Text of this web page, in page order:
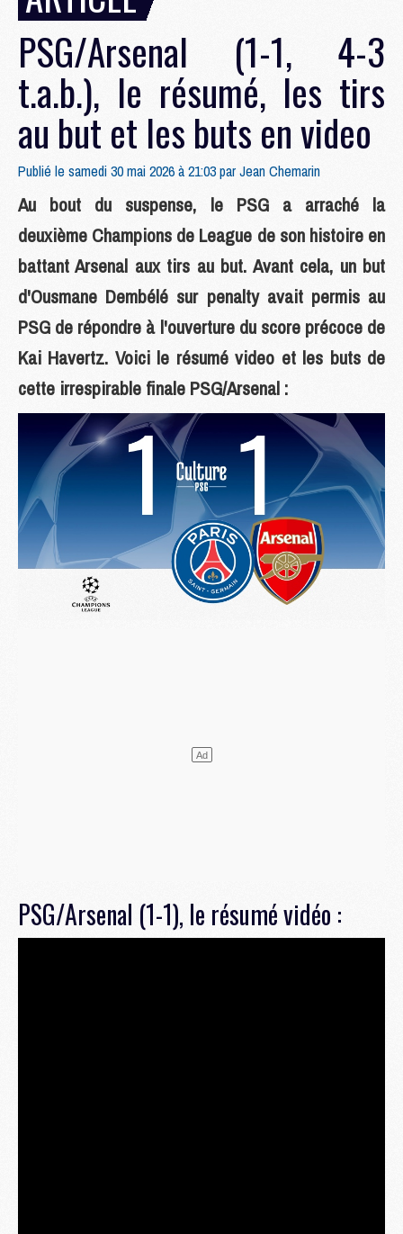
PSG/Arsenal (1-1, 4-3
t.a.b.), le résumé, les tirs
au but et les buts en video
Publié le samedi 30 mai 2026 à 21:03 parJean Chemarin
Au bout du suspense, le PSG a arraché la
deuxième Champions de League de son histoire en
battant Arsenal aux tirs au but. Avant cela, un but
d'Ousmane Dembélé sur penalty avait permis au
PSG de répondre à l'ouverture du score précoce de
Kai Havertz. Voici le résumé video et les buts de
cette irrespirable finale PSG/Arsenal :
PSG/Arsenal (1-1), le résumé vidéo :